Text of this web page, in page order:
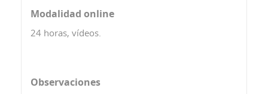
Modalidad online
24 horas, vídeos.
Observaciones